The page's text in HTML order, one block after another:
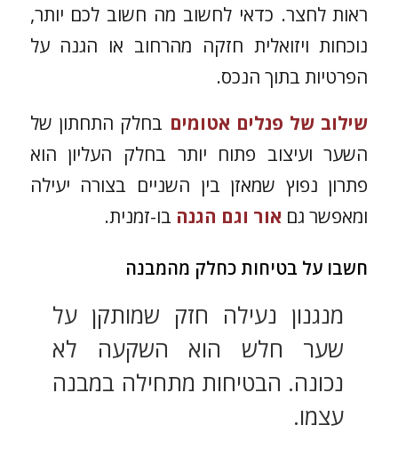
ראות לחצר. כדאי לחשוב מה חשוב לכם יותר,
נוכחות ויזואלית חזקה מהרחוב או הגנה על
הפרטיות בתוך הנכס.
שילוב של פנלים אטומים בחלק התחתון של
השער ועיצוב פתוח יותר בחלק העליון הוא
פתרון נפוץ שמאזן בין השניים בצורה יעילה
ומאפשר גם אור וגם הגנה בו-זמנית.
חשבו על בטיחות כחלק מהמבנה
מנגנון נעילה חזק שמותקן על
שער חלש הוא השקעה לא
נכונה. הבטיחות מתחילה במבנה
עצמו.